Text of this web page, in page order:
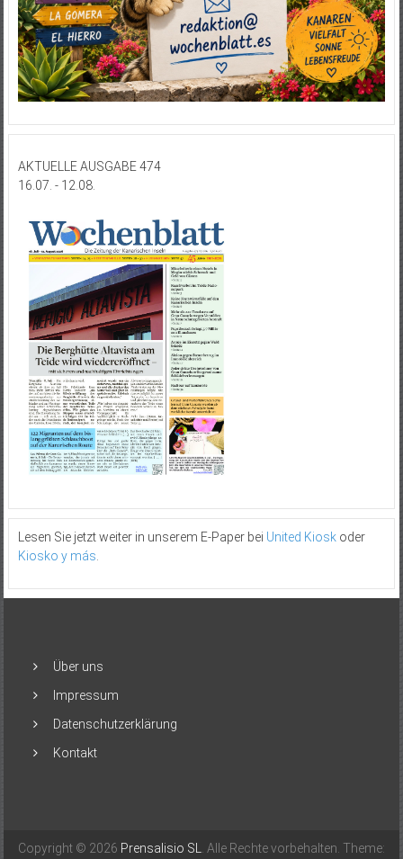
AKTUELLE AUSGABE 474
16.07. - 12.08.
Lesen Sie jetzt weiter in unserem E-Paper bei United Kioskoder
Kiosko y más
Über uns
Impressum
Datenschutzerklärung
Kontakt
Copyright © 2026 Prensalisio SL . Alle Rechte vorbehalten. Theme: